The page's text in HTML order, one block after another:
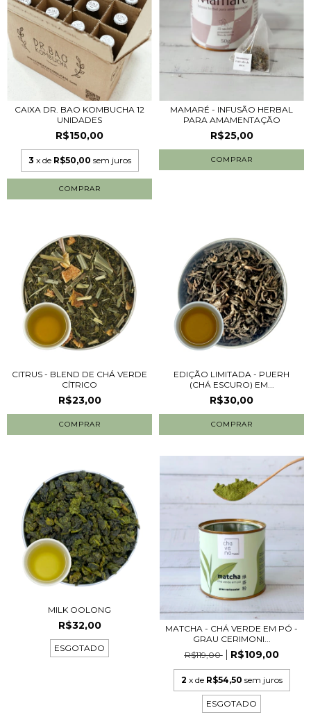
CAIXA DR. BAO KOMBUCHA 12
UNIDADES
R$150,00
3 x de R$50,00 sem juros
MAMARÉ - INFUSÃO HERBAL
PARA AMAMENTAÇÃO
R$25,00
COMPRAR
CITRUS - BLEND DE CHÁ VERDE
CÍTRICO
R$23,00
COMPRAR
EDIÇÃO LIMITADA - PUERH
(CHÁ ESCURO) EM...
R$30,00
COMPRAR
MILK OOLONG
R$32,00
ESGOTADO
MATCHA - CHÁ VERDE EM PÓ -
GRAU CERIMONI...
R$119,00
R$109,00
2 x de R$54,50 sem juros
ESGOTADO